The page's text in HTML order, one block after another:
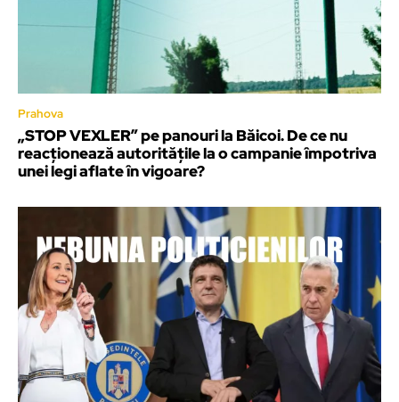
Prahova
„STOP VEXLER” pe panouri la Băicoi. De ce nu
reacționează autoritățile la o campanie împotriva
unei legi aflate în vigoare?